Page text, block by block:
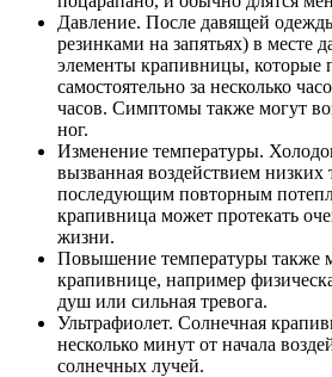
Давление. После давящей
резинками на запятьях) в месте
элементы крапивницы, которые
самостоятельно за несколько
часов. Симптомы также могут
ног.
Изменение температуры.
вызванная воздействием низких
последующим повторным
крапивница может протекать
жизни.
Повышение температуры также
крапивнице, например
душ или сильная тревога.
Ультрафиолет. Солнечная
несколько минут от начала
солнечных лучей.